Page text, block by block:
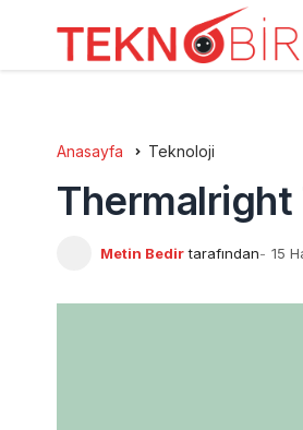
Anasayfa Teknoloji
Thermalright
Metin Bedir tarafından 15